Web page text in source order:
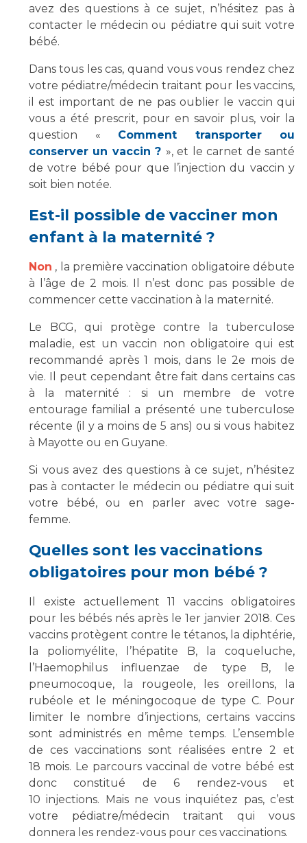
Handicap
Pôle Médecine Physique et Réadaptation
Accueil sourds et malentendants
Charte Romain Jacob
Mouvement Parcours Handicap 13
Activité physique
Cancer
Médecine nucléaire
Maladies rares
Maternité Hôpital Nord
La Commission Des Usagers (CDU)
Les Comités Locaux des Usagers
Qualité
Nos indicateurs qualité et de sécurité des soins
Protection des données
Sécurité
Les recherches en santé à l’AP-HM
Lieu de santé sans tabac
Plateforme des internes
Professionnels de santé
Adresser un patient
Réseaux de soins
Adresser un examen au Laboratoire de Biologie
Médicale
Radiologie / Imagerie
Cancérologie
Les pôles d'activité médicale
Adresser un examen au Laboratoire d'Infectiologie
Centres de référence Maladies Rares
Plateforme d'Expertise Maladies Rares
Presse / Multimédia
Communiqués de presse
Dossiers de presse
Médiathèque
Fournisseurs
Rôles et missions
Documents utiles
avez des questions à ce sujet, n’hésitez pas à
contacter le médecin ou pédiatre qui suit votre
bébé.
Dans tous les cas, quand vous vous rendez chez
votre pédiatre/médecin traitant pour les vaccins,
il est important de ne pas oublier le vaccin qui
vous a été prescrit, pour en savoir plus, voir la
question « Comment transporter ou
conserver un vaccin ? », et le carnet de santé
de votre bébé pour que l’injection du vaccin y
soit bien notée.
Est-il possible de vacciner mon
enfant à la maternité ?
Non , la première vaccination obligatoire débute
à l’âge de 2 mois. Il n’est donc pas possible de
commencer cette vaccination à la maternité.
Le BCG, qui protège contre la tuberculose
maladie, est un vaccin non obligatoire qui est
recommandé après 1 mois, dans le 2e mois de
vie. Il peut cependant être fait dans certains cas
à la maternité : si un membre de votre
entourage familial a présenté une tuberculose
récente (il y a moins de 5 ans) ou si vous habitez
à Mayotte ou en Guyane.
Si vous avez des questions à ce sujet, n’hésitez
pas à contacter le médecin ou pédiatre qui suit
votre bébé, ou en parler avec votre sage-
femme.
Quelles sont les vaccinations
obligatoires pour mon bébé ?
Il existe actuellement 11 vaccins obligatoires
pour les bébés nés après le 1er janvier 2018. Ces
vaccins protègent contre le tétanos, la diphtérie,
la poliomyélite, l’hépatite B, la coqueluche,
l’Haemophilus influenzae de type B, le
pneumocoque, la rougeole, les oreillons, la
rubéole et le méningocoque de type C. Pour
limiter le nombre d’injections, certains vaccins
sont administrés en même temps. L’ensemble
de ces vaccinations sont réalisées entre 2 et
18 mois. Le parcours vaccinal de votre bébé est
donc constitué de 6 rendez-vous et
10 injections. Mais ne vous inquiétez pas, c’est
votre pédiatre/médecin traitant qui vous
donnera les rendez-vous pour ces vaccinations.